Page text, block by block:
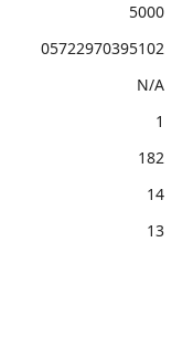
5000
05722970395102
N/A
1
182
14
13